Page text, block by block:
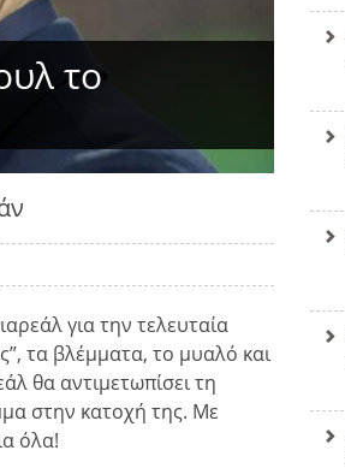
το
για την τελευταία
τα βλέμματα, το μυαλό και
θα αντιμετωπίσει τη
στην κατοχή της. Με
όλα!